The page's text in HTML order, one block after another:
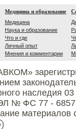
Медицина и образование
Медицина
Наука и образование
Что и где
Личный опыт
Мнения и комментарии
наследия
ЭЛ № ФС 77 -
материалов